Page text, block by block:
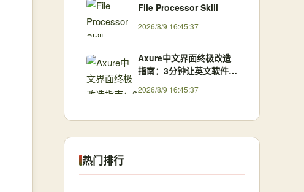
File Processor Skill
2026/8/9 16:45:37
Axure中文界面终极改造
指南：3分钟让英文软件秒
2026/8/9 16:45:37
热门排行